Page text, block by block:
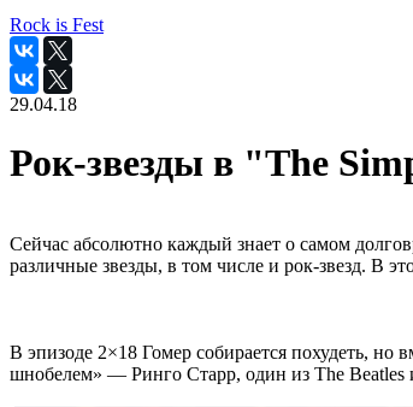
Rock is Fest
29.04.18
Рок-звезды в "The
Сейчас абсолютно каждый знает о самом
различные звезды, в том числе и рок-звезд. В
В эпизоде 2×18 Гомер собирается похудеть,
шнобелем» — Ринго Старр, один из The